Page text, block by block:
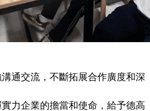
通交流，不斷拓展合作廣度和深
力企業的擔當和使命，給予德高